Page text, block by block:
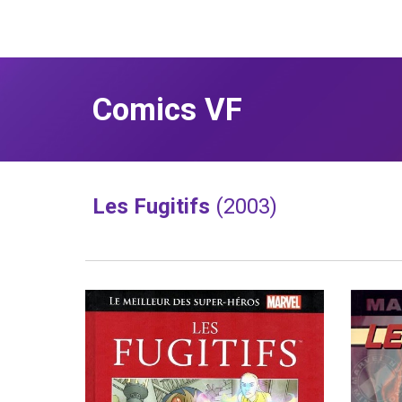
Comics VF
Les Fugitifs (2003)